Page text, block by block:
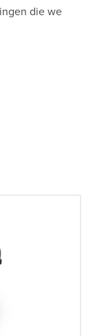
die we